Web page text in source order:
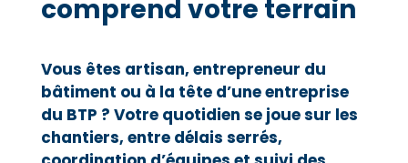
comprend votre terrain
Vous êtes artisan, entrepreneur du
bâtiment ou à la tête d’une entreprise
du BTP ? Votre quotidien se joue sur les
chantiers, entre délais serrés,